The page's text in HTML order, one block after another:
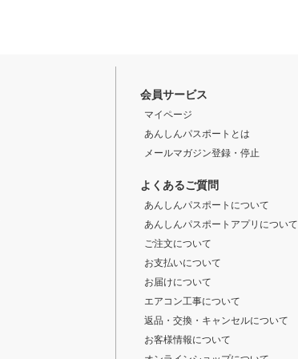
会員サービス
マイページ
あんしんパスポートとは
メールマガジン登録・停止
よくあるご質問
あんしんパスポートについて
あんしんパスポートアプリについて
ご注文について
お支払いについて
お届けについて
エアコン工事について
返品・交換・キャンセルについて
お客様情報について